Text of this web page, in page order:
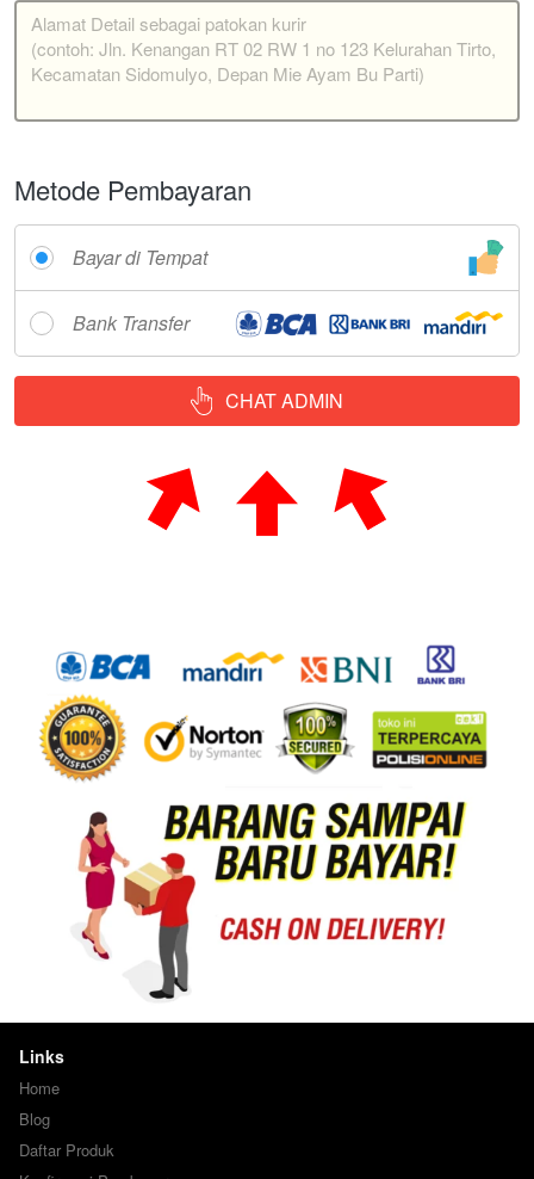
Metode Pembayaran
Bayar di Tempat
Bank Transfer
` CHAT ADMIN
Links
Home
Blog
Daftar Produk